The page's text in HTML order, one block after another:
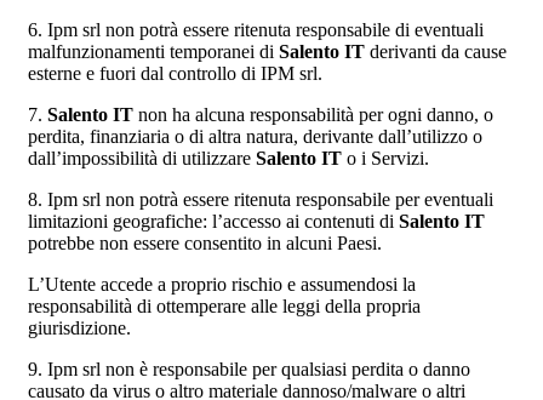
6. Ipm srl non potrà essere ritenuta responsabile di eventuali
malfunzionamenti temporanei di Salento IT derivanti da cause
esterne e fuori dal controllo di IPM srl.
7. Salento IT non ha alcuna responsabilità per ogni danno, o
perdita, finanziaria o di altra natura, derivante dall’utilizzo o
dall’impossibilità di utilizzare Salento IT o i Servizi.
8. Ipm srl non potrà essere ritenuta responsabile per eventuali
limitazioni geografiche: l’accesso ai contenuti di Salento IT
potrebbe non essere consentito in alcuni Paesi.
L’Utente accede a proprio rischio e assumendosi la
responsabilità di ottemperare alle leggi della propria
giurisdizione.
9. Ipm srl non è responsabile per qualsiasi perdita o danno
causato da virus o altro materiale dannoso/malware o altri